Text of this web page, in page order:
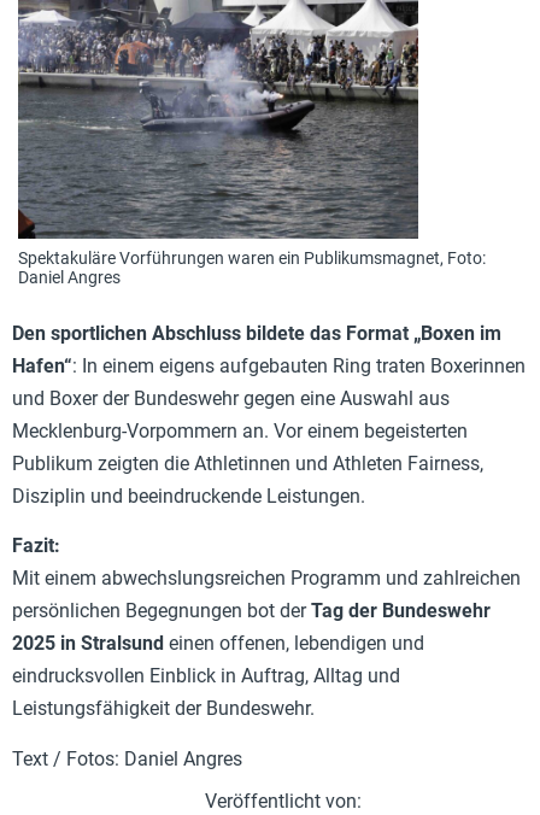
Spektakuläre Vorführungen waren ein Publikumsmagnet, Foto:
Daniel Angres
Den sportlichen Abschluss bildete das Format „Boxen im
Hafen“: In einem eigens aufgebauten Ring traten Boxerinnen
und Boxer der Bundeswehr gegen eine Auswahl aus
Mecklenburg-Vorpommern an. Vor einem begeisterten
Publikum zeigten die Athletinnen und Athleten Fairness,
Disziplin und beeindruckende Leistungen.
Fazit:
Mit einem abwechslungsreichen Programm und zahlreichen
persönlichen Begegnungen bot derTag der Bundeswehr
2025 in Stralsund einen offenen, lebendigen und
eindrucksvollen Einblick in Auftrag, Alltag und
Leistungsfähigkeit der Bundeswehr.
Text / Fotos: Daniel Angres